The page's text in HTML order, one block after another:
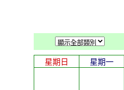
星期日 星期一